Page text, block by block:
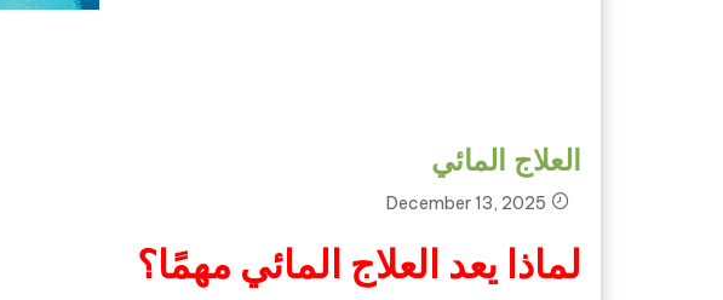
العلاج المائي
December 13, 2025
لماذا يعد العلاج المائي مهمًا؟